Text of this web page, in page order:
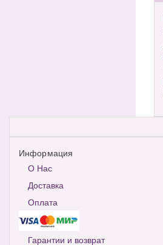
Информация
О Нас
Доставка
Оплата
Гарантии и возврат